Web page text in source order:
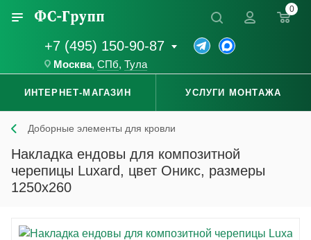
+7 (495) 150-90-87
Москва, СПб, Тула
0
ИНТЕРНЕТ-МАГАЗИН УСЛУГИ МОНТАЖА
Доборные элементы для кровли
Накладка ендовы для композитной
черепицы Luxard, цвет Оникс, размеры
1250x260